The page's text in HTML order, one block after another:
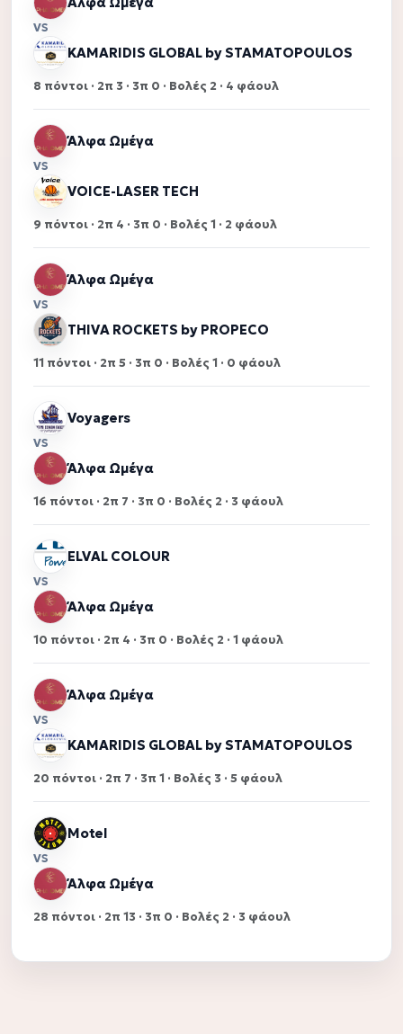
VS
KAMARIDIS GLOBAL by STAMATOPOULOS
8 πόντοι · 2π 3 · 3π 0 · Βολές 2 · 4 φάουλ
Άλφα Ωμέγα
VS
VOICE-LASER TECH
9 πόντοι · 2π 4 · 3π 0 · Βολές 1 · 2 φάουλ
Άλφα Ωμέγα
VS
THIVA ROCKETS by PROPECO
11 πόντοι · 2π 5 · 3π 0 · Βολές 1 · 0 φάουλ
Voyagers
VS
Άλφα Ωμέγα
16 πόντοι · 2π 7 · 3π 0 · Βολές 2 · 3 φάουλ
ELVAL COLOUR
VS
Άλφα Ωμέγα
10 πόντοι · 2π 4 · 3π 0 · Βολές 2 · 1 φάουλ
Άλφα Ωμέγα
VS
KAMARIDIS GLOBAL by STAMATOPOULOS
20 πόντοι · 2π 7 · 3π 1 · Βολές 3 · 5 φάουλ
Motel
VS
Άλφα Ωμέγα
28 πόντοι · 2π 13 · 3π 0 · Βολές 2 · 3 φάουλ